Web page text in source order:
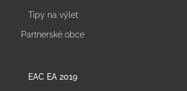
Tipy na výlet
Partnerské obce
EAC EA 2019